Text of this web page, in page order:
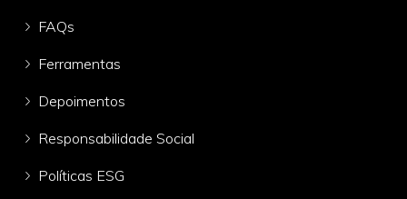
FAQs
Ferramentas
Depoimentos
Responsabilidade Social
Políticas ESG